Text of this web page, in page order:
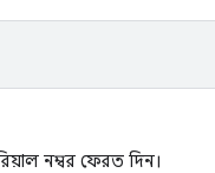
নম্বর ফেরত দিন।